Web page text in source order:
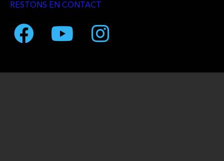
RESTONS EN CONTACT